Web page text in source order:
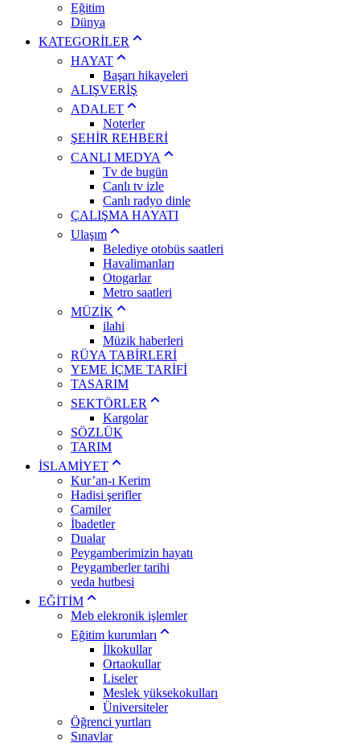
Eğitim
Dünya
KATEGORİLER
HAYAT
Başarı hikayeleri
ALIŞVERİŞ
ADALET
Noterler
ŞEHİR REHBERİ
CANLI MEDYA
Tv de bugün
Canlı tv izle
Canlı radyo dinle
ÇALIŞMA HAYATI
Ulaşım
Belediye otobüs saatleri
Havalimanları
Otogarlar
Metro saatleri
MÜZİK
ilahi
Müzik haberleri
RÜYA TABİRLERİ
YEME İÇME TARİFİ
TASARIM
SEKTÖRLER
Kargolar
SÖZLÜK
TARIM
İSLAMİYET
Kur’an-ı Kerim
Hadisi şerifler
Camiler
İbadetler
Dualar
Peygamberimizin hayatı
Peygamberler tarihi
veda hutbesi
EĞİTİM
Meb elekronik işlemler
Eğitim kurumları
İlkokullar
Ortaokullar
Liseler
Meslek yüksekokulları
Üniversiteler
Öğrenci yurtları
Sınavlar